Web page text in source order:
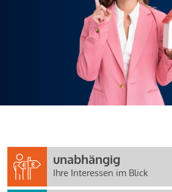
unabhängig
Ihre Interessen im Blick